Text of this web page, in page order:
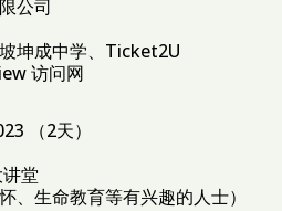
公司
坤成中学、Ticket2U
访问网
（2天）
堂
、生命教育等有兴趣的人士）